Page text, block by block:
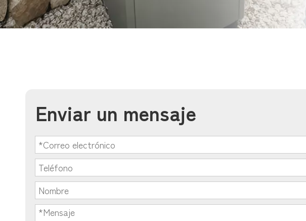
Enviar un mensaje